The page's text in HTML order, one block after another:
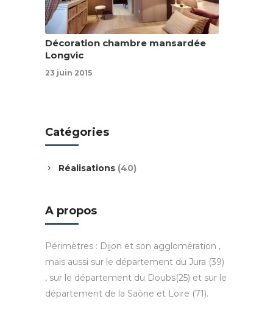
Décoration chambre mansardée
Longvic
23 juin 2015
Catégories
Réalisations (40)
A propos
Périmètres : Dijon et son agglomération ,
mais aussi sur le département du Jura (39)
, sur le département du Doubs(25) et sur le
département de la Saône et Loire (71).